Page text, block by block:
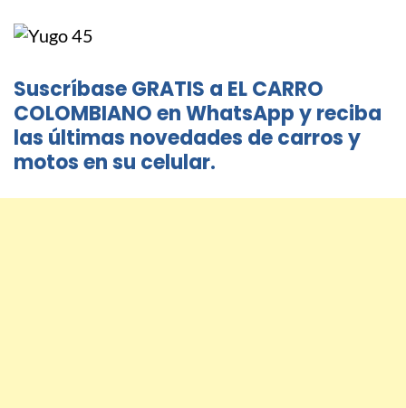
Suscríbase GRATIS a EL CARRO
COLOMBIANO en WhatsApp y reciba
las últimas novedades de carros y
motos en su celular.